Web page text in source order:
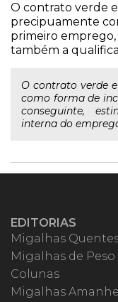
O contrato verde
precipuamente
primeiro
também a
O contrato verde
como forma de
conseguinte,
interna do
EDITORIAS
Migalhas
Migalhas de Peso
Colunas
Migalhas